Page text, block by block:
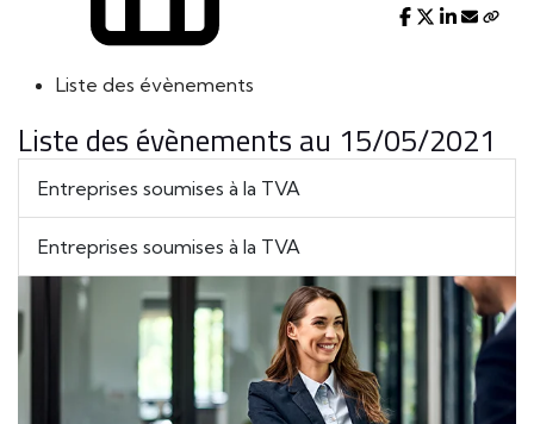
Liste des évènements
Liste des évènements au 15/05/2021
Entreprises soumises à la TVA
Entreprises soumises à la TVA